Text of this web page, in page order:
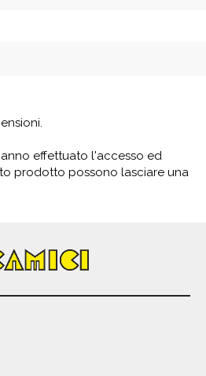
effettuato l'accesso ed
prodotto possono lasciare una